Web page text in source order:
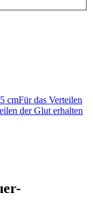
cmFür das Verteilen
der Glut erhalten